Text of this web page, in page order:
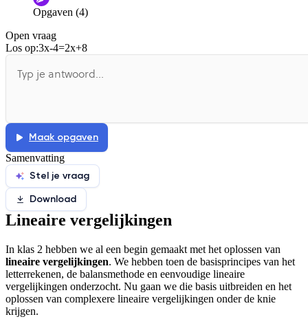
Informatie is onjuist
De docent is te langdradig
Opgaven (4)
Open vraag
Los op:3x-4=2x+8
Maak opgaven
Samenvatting
Stel je vraag
Download
Lineaire vergelijkingen
In klas 2 hebben we al een begin gemaakt met het oplossen van
lineaire vergelijkingen. We hebben toen de basisprincipes van het
letterrekenen, de balansmethode en eenvoudige lineaire
vergelijkingen onderzocht. Nu gaan we die basis uitbreiden en het
oplossen van complexere lineaire vergelijkingen onder de knie
krijgen.